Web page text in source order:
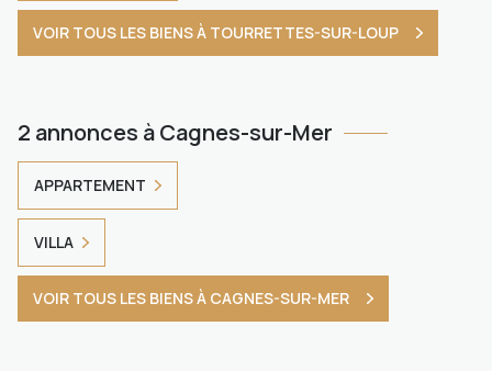
VOIR TOUS LES BIENS À TOURRETTES-SUR-LOUP
2 annonces à Cagnes-sur-Mer
APPARTEMENT
VILLA
VOIR TOUS LES BIENS À CAGNES-SUR-MER